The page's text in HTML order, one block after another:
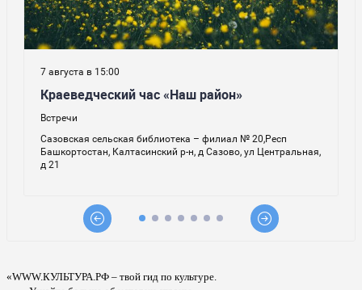
«WWW.КУЛЬТУРА.РФ – твой гид по культуре.